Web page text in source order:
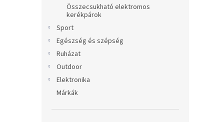
Összecsukható elektromos
kerékpárok
Sport
Egészség és szépség
Ruházat
Outdoor
Elektronika
Márkák